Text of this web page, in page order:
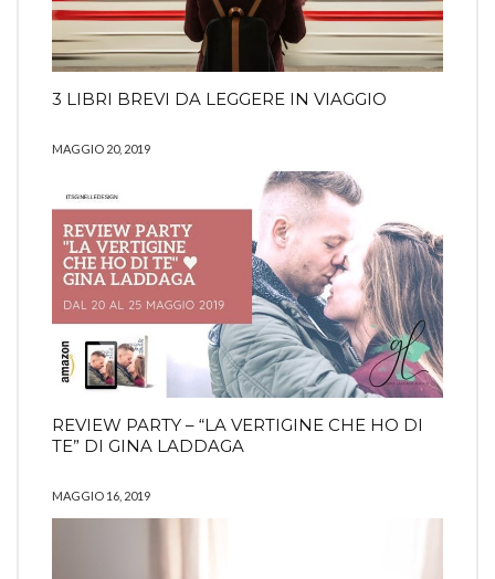
3 LIBRI BREVI DA LEGGERE IN VIAGGIO
MAGGIO 20, 2019
REVIEW PARTY – “LA VERTIGINE CHE HO DI
TE” DI GINA LADDAGA
MAGGIO 16, 2019